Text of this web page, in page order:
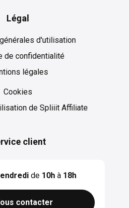
Légal
d'utilisation
de confidentialité
légales
Cookies
de Spliiit Affiliate
client
de 10hà 18h
contacter